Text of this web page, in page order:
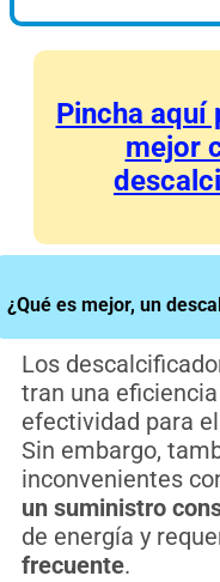
Pincha aquí
mejor
¿Qué es mejor, un
Los
tran una
efectividad para
Sin embargo,
inconvenientes
un suministro
de energía y
frecuente.